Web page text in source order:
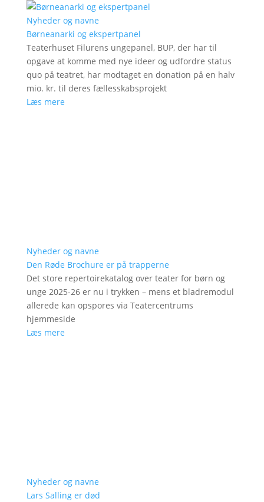
Nyheder og navne
Børneanarki og ekspertpanel
Teaterhuset Filurens ungepanel, BUP, der har til
opgave at komme med nye ideer og udfordre status
quo på teatret, har modtaget en donation på en halv
mio. kr. til deres fællesskabsprojekt
Læs mere
Nyheder og navne
Den Røde Brochure er på trapperne
Det store repertoirekatalog over teater for børn og
unge 2025-26 er nu i trykken – mens et bladremodul
allerede kan opspores via Teatercentrums
hjemmeside
Læs mere
Nyheder og navne
Lars Salling er død